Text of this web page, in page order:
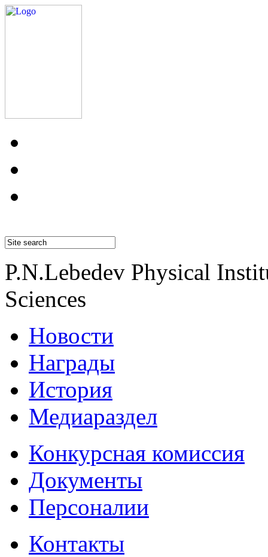
P.N.Lebedev Physical
Sciences
Новости
Награды
История
Медиараздел
Конкурсная комиссия
Документы
Персоналии
Контакты